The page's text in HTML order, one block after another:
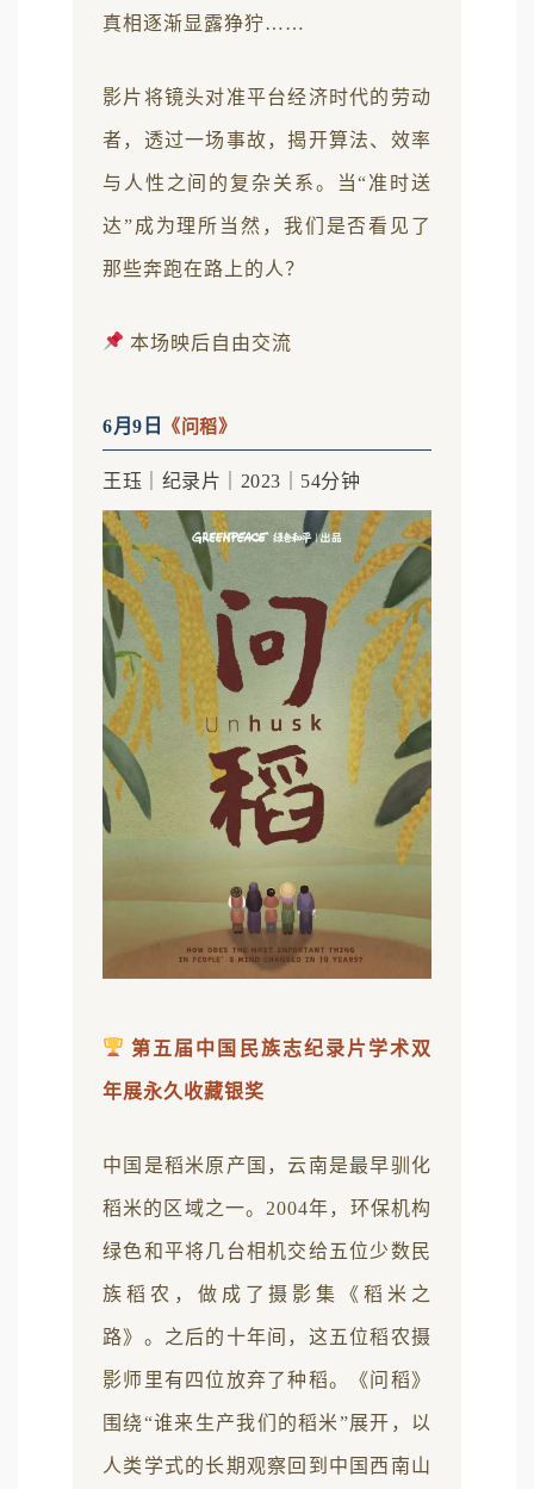
真相逐渐显露狰狞……
影片将镜头对准平台经济时代的劳动
者，透过一场事故，揭开算法、效率
与人性之间的复杂关系。当“准时送
达”成为理所当然，我们是否看见了
那些奔跑在路上的人？
本场映后自由交流
6月9日 《问稻》
王珏｜纪录片｜2023｜54分钟
第五届中国民族志纪录片学术双
年展永久收藏银奖
中国是稻米原产国，云南是最早驯化
稻米的区域之一。2004年，环保机构
绿色和平将几台相机交给五位少数民
族稻农，做成了摄影集《稻米之
路》。之后的十年间，这五位稻农摄
影师里有四位放弃了种稻。《问稻》
围绕“谁来生产我们的稻米”展开，以
人类学式的长期观察回到中国西南山